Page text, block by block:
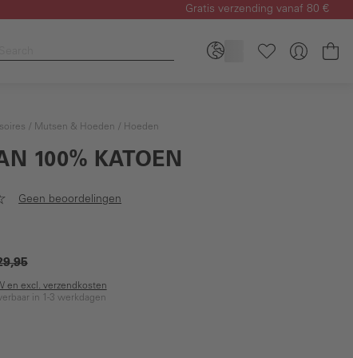
Gratis verzending vanaf 80 €
Mutsen & Hoeden Hoeden
100% KATOEN
Geen beoordelingen
en excl. verzendkosten
in 1-3 werkdagen